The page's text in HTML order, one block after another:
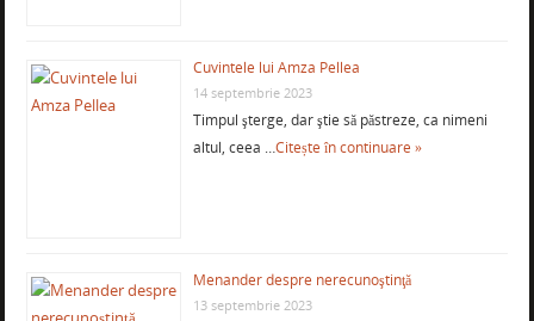
Cuvintele lui Amza Pellea
14 septembrie 2023
Timpul şterge, dar ştie să păstreze, ca nimeni
altul, ceea …Citește în continuare »
Menander despre nerecunoştinţă
13 septembrie 2023